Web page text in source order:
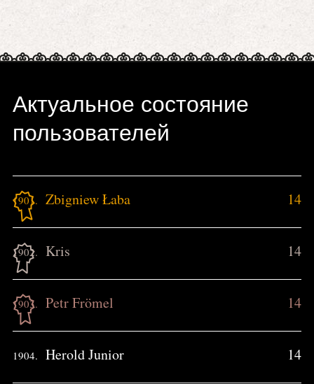
Актуальное состояние
пользователей
1901. Zbigniew Łaba 14
1902. Kris 14
1903. Petr Frömel 14
1904. Herold Junior 14